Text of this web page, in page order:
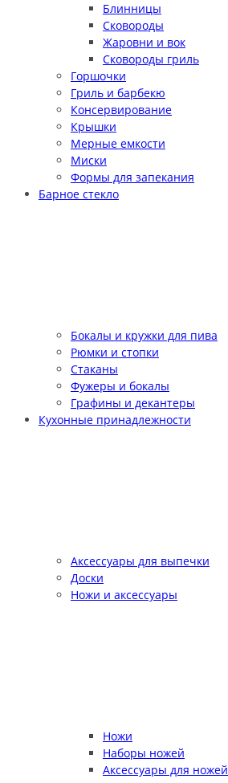
Блинницы
Сковороды
Жаровни и вок
Сковороды гриль
Горшочки
Гриль и барбекю
Консервирование
Крышки
Мерные емкости
Миски
Формы для запекания
Барное стекло
Бокалы и кружки для пива
Рюмки и стопки
Стаканы
Фужеры и бокалы
Графины и декантеры
Кухонные принадлежности
Аксессуары для выпечки
Доски
Ножи и аксессуары
Ножи
Наборы ножей
Аксессуары для ножей